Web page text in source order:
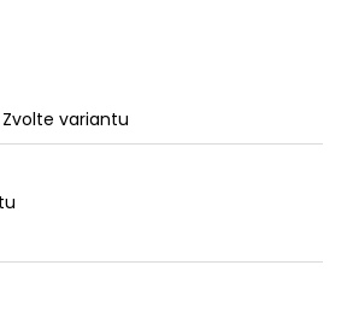
Zvolte variantu